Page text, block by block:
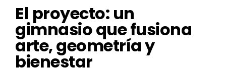
El proyecto: un
gimnasio que fusiona
arte, geometría y
bienestar